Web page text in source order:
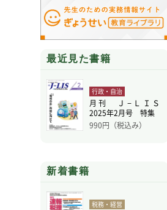
最近見た書籍
行政・自治
月刊 Ｊ−ＬＩＳ
2025年2月号 特集
990円（税込み）
新着書籍
税務・経営